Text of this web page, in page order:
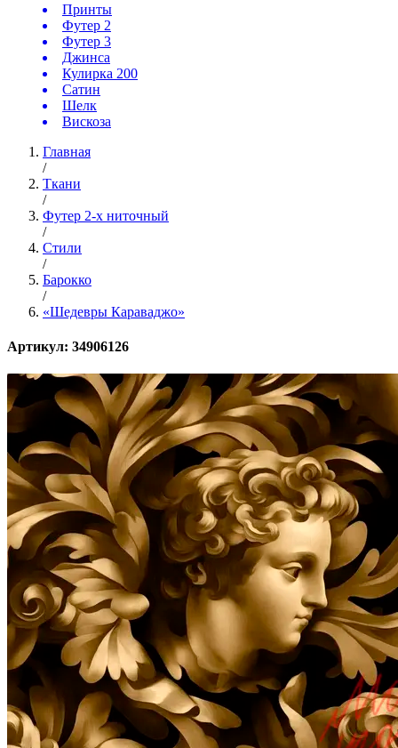
Принты
Футер 2
Футер 3
Джинса
Кулирка 200
Сатин
Шелк
Вискоза
Главная
/
Ткани
/
Футер 2-х ниточный
/
Стили
/
Барокко
/
«Шедевры Караваджо»
Артикул: 34906126